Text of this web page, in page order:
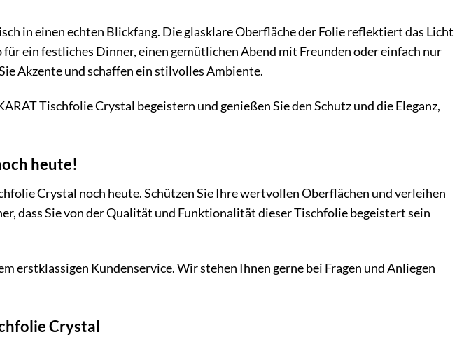
in einen echten Blickfang. Die glasklare Oberfläche der Folie reflektiert das Licht
ein festliches Dinner, einen gemütlichen Abend mit Freunden oder einfach nur
Akzente und schaffen ein stilvolles Ambiente.
Tischfolie Crystal begeistern und genießen Sie den Schutz und die Eleganz,
heute!
Crystal noch heute. Schützen Sie Ihre wertvollen Oberflächen und verleihen
dass Sie von der Qualität und Funktionalität dieser Tischfolie begeistert sein
erstklassigen Kundenservice. Wir stehen Ihnen gerne bei Fragen und Anliegen
Crystal